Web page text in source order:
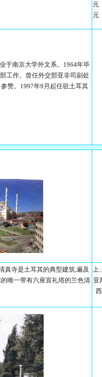
于南京大学外文系。1964年毕
工作。曾任外交部亚非司副处
赞。1997年9月起任驻土耳其
真寺是土耳其的典型建筑,遍及
唯一带有六座宣礼塔的兰色清
上
亚